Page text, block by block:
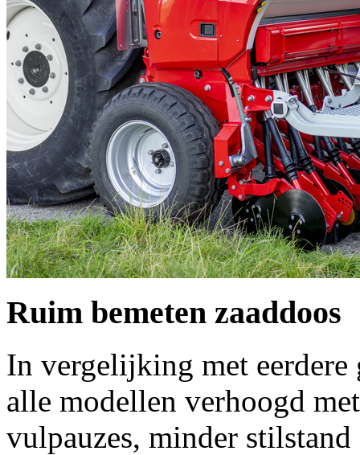
Ruim bemeten zaaddoos
In vergelijking met
alle modellen verhoogd
vulpauzes, minder